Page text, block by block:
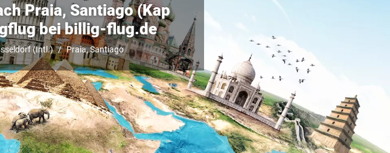
Praia, Santiago (Kap
bei billig-flug.de
(Intl.) Praia, Santiago